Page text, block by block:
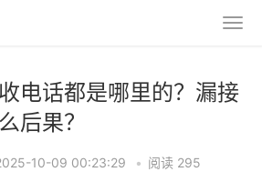
电话都是哪里的？漏接
后果？
10-09 00:23:29 • 阅读 295